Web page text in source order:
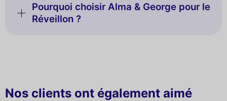
Pourquoi choisir Alma & George pour le
Réveillon ?
Nos clients ont également aimé